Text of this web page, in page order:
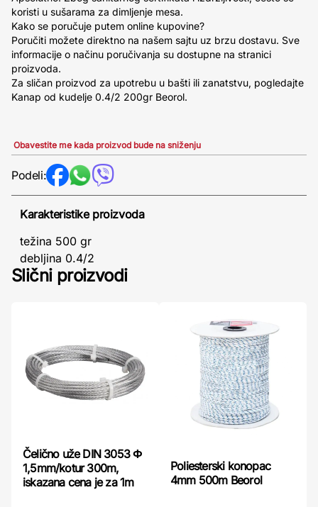
koristi u sušarama za dimljenje mesa.
Kako se poručuje putem online kupovine?
Poručiti možete direktno na našem sajtu uz brzu dostavu. Sve
informacije o načinu poručivanja su dostupne na stranici
proizvoda.
Za sličan proizvod za upotrebu u bašti ili zanatstvu, pogledajte
Kanap od kudelje 0.4/2 200gr Beorol.
Obavestite me kada proizvod bude na sniženju
Podeli:
Karakteristike proizvoda
težina 500 gr
debljina 0.4/2
Slični proizvodi
Čelično uže DIN 3053 Φ
1,5mm/kotur 300m,
iskazana cena je za 1m
Poliesterski konopac
4mm 500m Beorol